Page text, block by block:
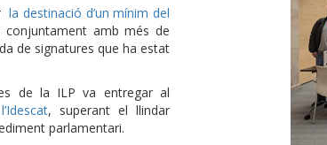
la destinació d’un mínim del
conjuntament amb més de
de signatures que ha estat
de la ILP va entregar al
, superant el llindar
parlamentari.